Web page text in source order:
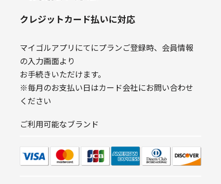
クレジットカード払いに対応
マイゴルアプリにてにプランご登録時、会員情報
の入力画面より
お手続きいただけます。
※毎月のお支払い日はカード会社にお問い合わせ
ください
ご利用可能なブランド